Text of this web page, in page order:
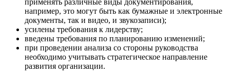
например, это могут быть как бумажные и электронные
документы, так и видео, и звукозаписи);
усилены требования к лидерству;
введены требования по планированию изменений;
при проведении анализа со стороны руководства
необходимо учитывать стратегическое направление
развития организации.